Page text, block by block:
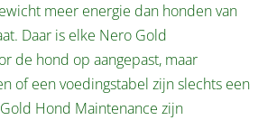
meer energie dan honden van
Daar is elke Nero Gold
de hond op aangepast, maar
of een voedingstabel zijn slechts een
Hond Maintenance zijn